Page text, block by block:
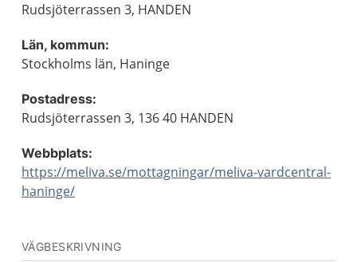
Rudsjöterrassen 3, HANDEN
Län, kommun:
Stockholms län, Haninge
Postadress:
Rudsjöterrassen 3, 136 40 HANDEN
Webbplats:
https://meliva.se/mottagningar/meliva-vardcentral-
haninge/
VÄGBESKRIVNING